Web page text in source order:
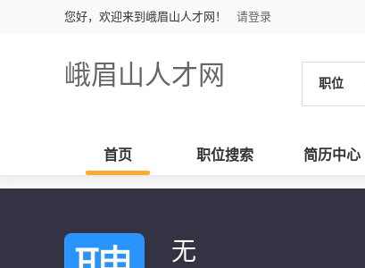
您好，欢迎来到峨眉山人才网！ 请登录
峨眉山人才网 职位
首页 职位搜索 简历中心
无